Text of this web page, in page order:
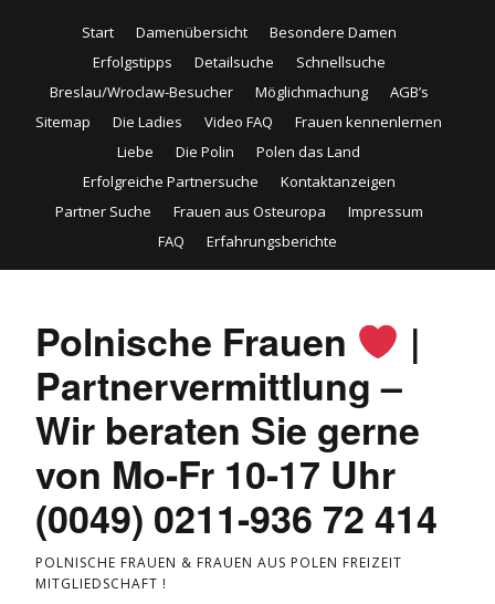
Start Damenübersicht
Besondere Damen
Erfolgstipps
Detailsuche
Schnellsuche
Breslau/Wroclaw-Besucher
Möglichmachung
AGB’s
Sitemap
Die Ladies Video FAQ
Frauen kennenlernen
Liebe
Die Polin
Polen das Land
Erfolgreiche Partnersuche
Kontaktanzeigen
Partner Suche
Frauen aus Osteuropa
Impressum
FAQ
Erfahrungsberichte
Polnische Frauen
|
Partnervermittlung –
Wir beraten Sie gerne
von Mo-Fr 10-17 Uhr
(0049) 0211-936 72 414
POLNISCHE FRAUEN & FRAUEN AUS POLEN FREIZEIT
MITGLIEDSCHAFT !